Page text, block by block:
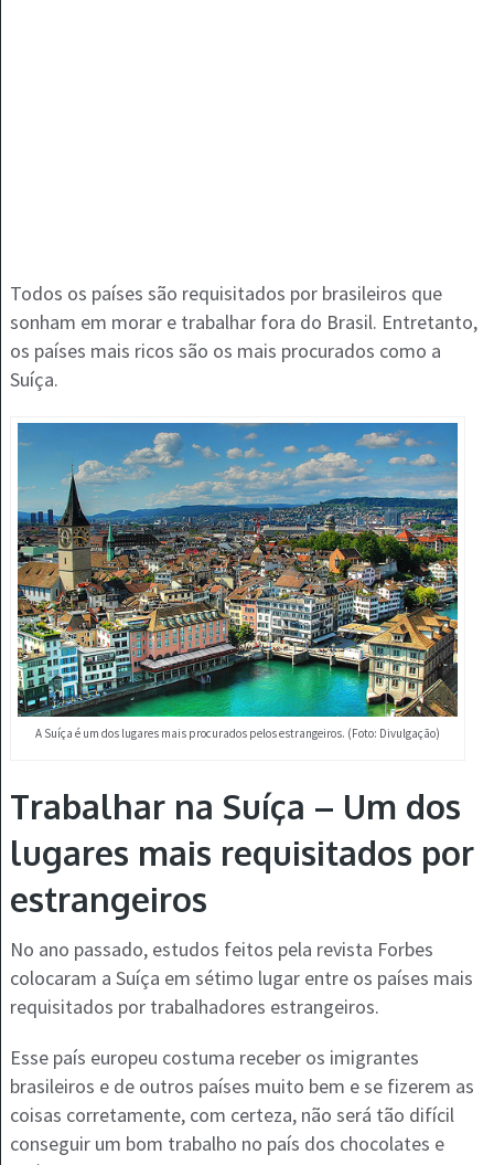
Todos os países são requisitados por brasileiros que
sonham em morar e trabalhar fora do Brasil. Entretanto,
os países mais ricos são os mais procurados como a
Suíça.
A Suíça é um dos lugares mais procurados pelos estrangeiros. (Foto: Divulgação)
Trabalhar na Suíça – Um dos
lugares mais requisitados por
estrangeiros
No ano passado, estudos feitos pela revista Forbes
colocaram a Suíça em sétimo lugar entre os países mais
requisitados por trabalhadores estrangeiros.
Esse país europeu costuma receber os imigrantes
brasileiros e de outros países muito bem e se fizerem as
coisas corretamente, com certeza, não será tão difícil
conseguir um bom trabalho no país dos chocolates e